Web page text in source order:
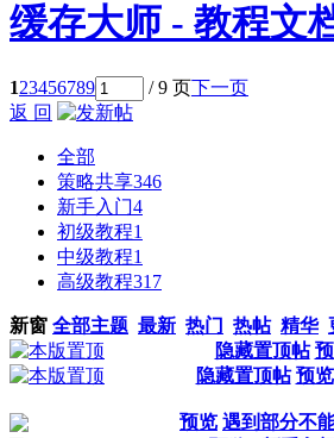
缓存大师 - 教程文
123456789 / 9 页下一页
返 回
全部
策略共享346
新手入门4
初级教程1
中级教程1
高级教程317
新窗 全部主题 最新 热门 热帖 精华
隐藏置顶帖
隐藏置顶帖 预览
预览 遇到部分不